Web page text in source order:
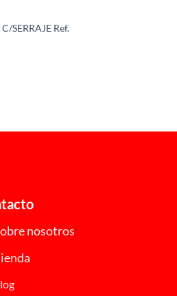
SERRAJE Ref.
nosotros